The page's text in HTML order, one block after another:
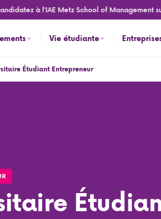
à l’IAE Metz School of Management
Vie étudiante
Étudiant Entrepreneur